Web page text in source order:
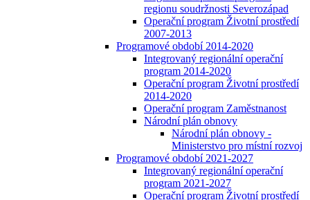
regionu soudržnosti Severozápad
Operační program Životní prostředí
2007-2013
Programové období 2014-2020
Integrovaný regionální operační
program 2014-2020
Operační program Životní prostředí
2014-2020
Operační program Zaměstnanost
Národní plán obnovy
Národní plán obnovy -
Ministerstvo pro místní rozvoj
Programové období 2021-2027
Integrovaný regionální operační
program 2021-2027
Operační program Životní prostředí